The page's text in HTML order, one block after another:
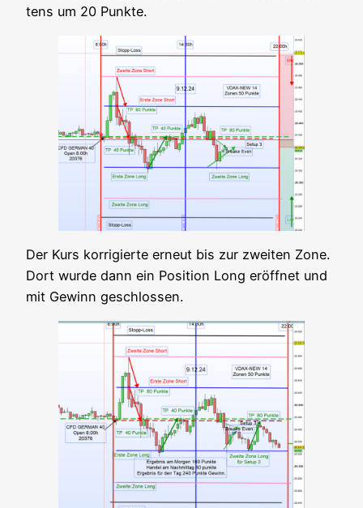
tens um 20 Punkte.
Der Kurs kor­ri­gier­te erneut bis zur zwei­ten Zone.
Dort wur­de dann ein Posi­ti­on Long eröff­net und
mit Gewinn geschlossen.